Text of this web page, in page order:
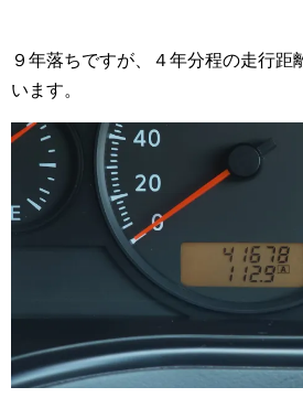
９年落ちですが、４年分程の走行距
います。